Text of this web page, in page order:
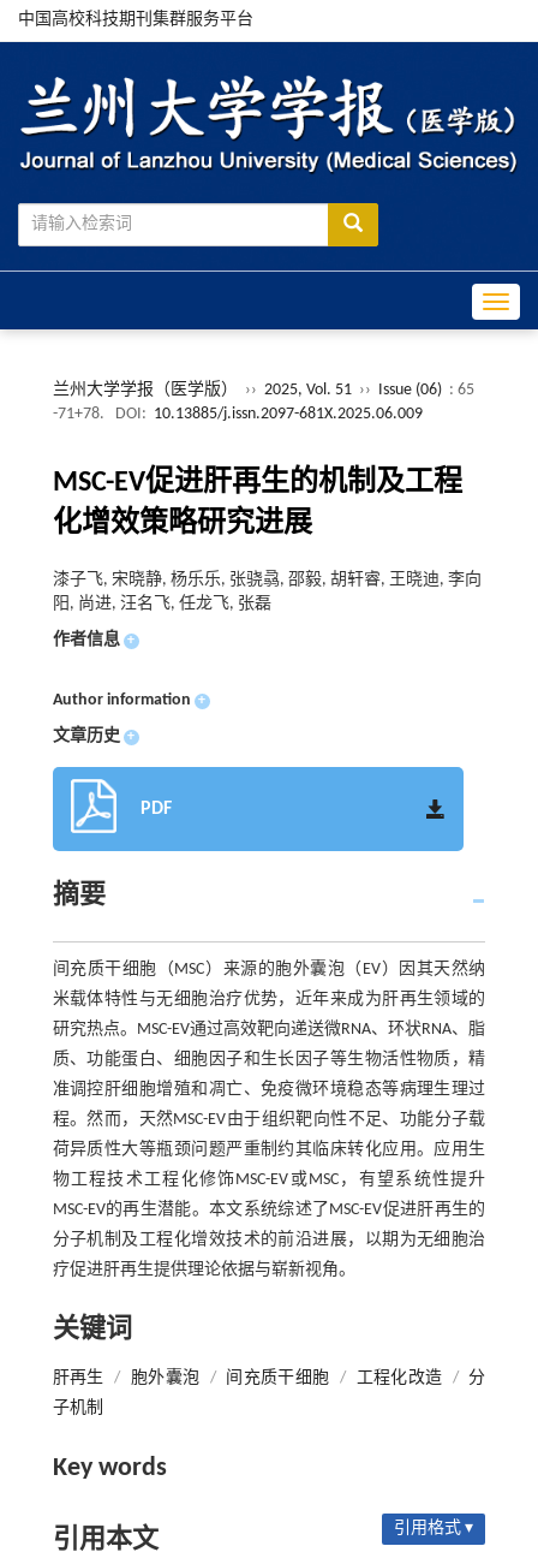
中国高校科技期刊集群服务平台
兰州大学学报（医学版） ›› 2025, Vol. 51 ›› Issue (06) : 65
-71+78.
DOI: 10.13885/j.issn.2097-681X.2025.06.009
MSC-EV促进肝再生的机制及工程
化增效策略研究进展
漆子飞, 宋晓静, 杨乐乐, 张骁骉, 邵毅, 胡轩睿, 王晓迪, 李向
阳, 尚进, 汪名飞, 任龙飞, 张磊
作者信息 +
Author information +
文章历史 +
PDF
摘要
间充质干细胞（MSC）来源的胞外囊泡（EV）因其天然纳
米载体特性与无细胞治疗优势，近年来成为肝再生领域的
研究热点。MSC-EV通过高效靶向递送微RNA、环状RNA、脂
质、功能蛋白、细胞因子和生长因子等生物活性物质，精
准调控肝细胞增殖和凋亡、免疫微环境稳态等病理生理过
程。然而，天然MSC-EV由于组织靶向性不足、功能分子载
荷异质性大等瓶颈问题严重制约其临床转化应用。应用生
物工程技术工程化修饰MSC-EV或MSC，有望系统性提升
MSC-EV的再生潜能。本文系统综述了MSC-EV促进肝再生的
分子机制及工程化增效技术的前沿进展，以期为无细胞治
疗促进肝再生提供理论依据与崭新视角。
关键词
肝再生 / 胞外囊泡 / 间充质干细胞 / 工程化改造 / 分
子机制
Key words
引用本文 引用格式 ▾